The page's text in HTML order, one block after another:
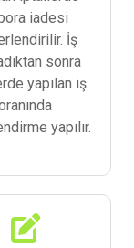
iadesi
İş
sonra
yapılan iş
yapılır.